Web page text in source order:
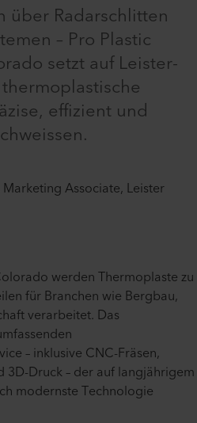
über Radarschlitten
– Pro Plastic
setzt auf Leister-
effizient und
Associate, Leister
werden Thermoplaste zu
für Branchen wie Bergbau,
verarbeitet. Das
– inklusive CNC-Fräsen,
3D-Druck – der auf langjährigem
modernste Technologie